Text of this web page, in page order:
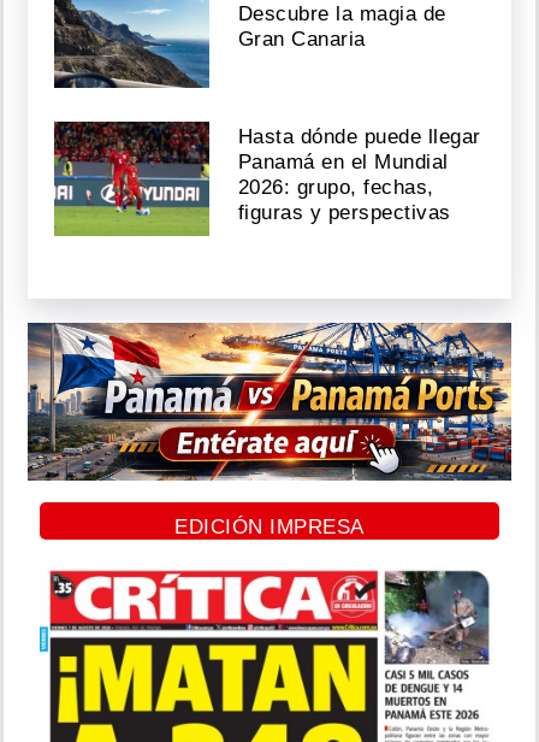
Descubre la magia de
Gran Canaria
Hasta dónde puede llegar
Panamá en el Mundial
2026: grupo, fechas,
figuras y perspectivas
EDICIÓN IMPRESA